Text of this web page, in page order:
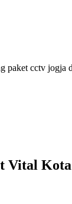
paket cctv jogja
Vital